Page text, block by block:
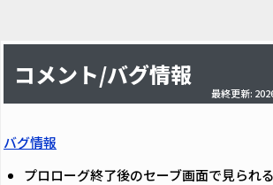
コメント/バグ情報
最終更新:
バグ情報
プロローグ終了後のセーブ画面で見られ